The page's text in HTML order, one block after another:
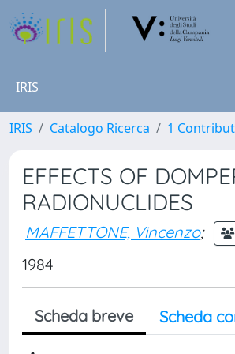
IRIS
IRIS Catalogo Ricerca 1
EFFECTS OF
RADIONUCLIDES
MAFFETTONE, Vincenzo;
1984
Scheda breve Scheda